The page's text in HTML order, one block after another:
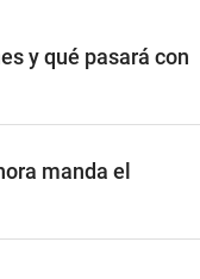
y qué pasará con
manda el